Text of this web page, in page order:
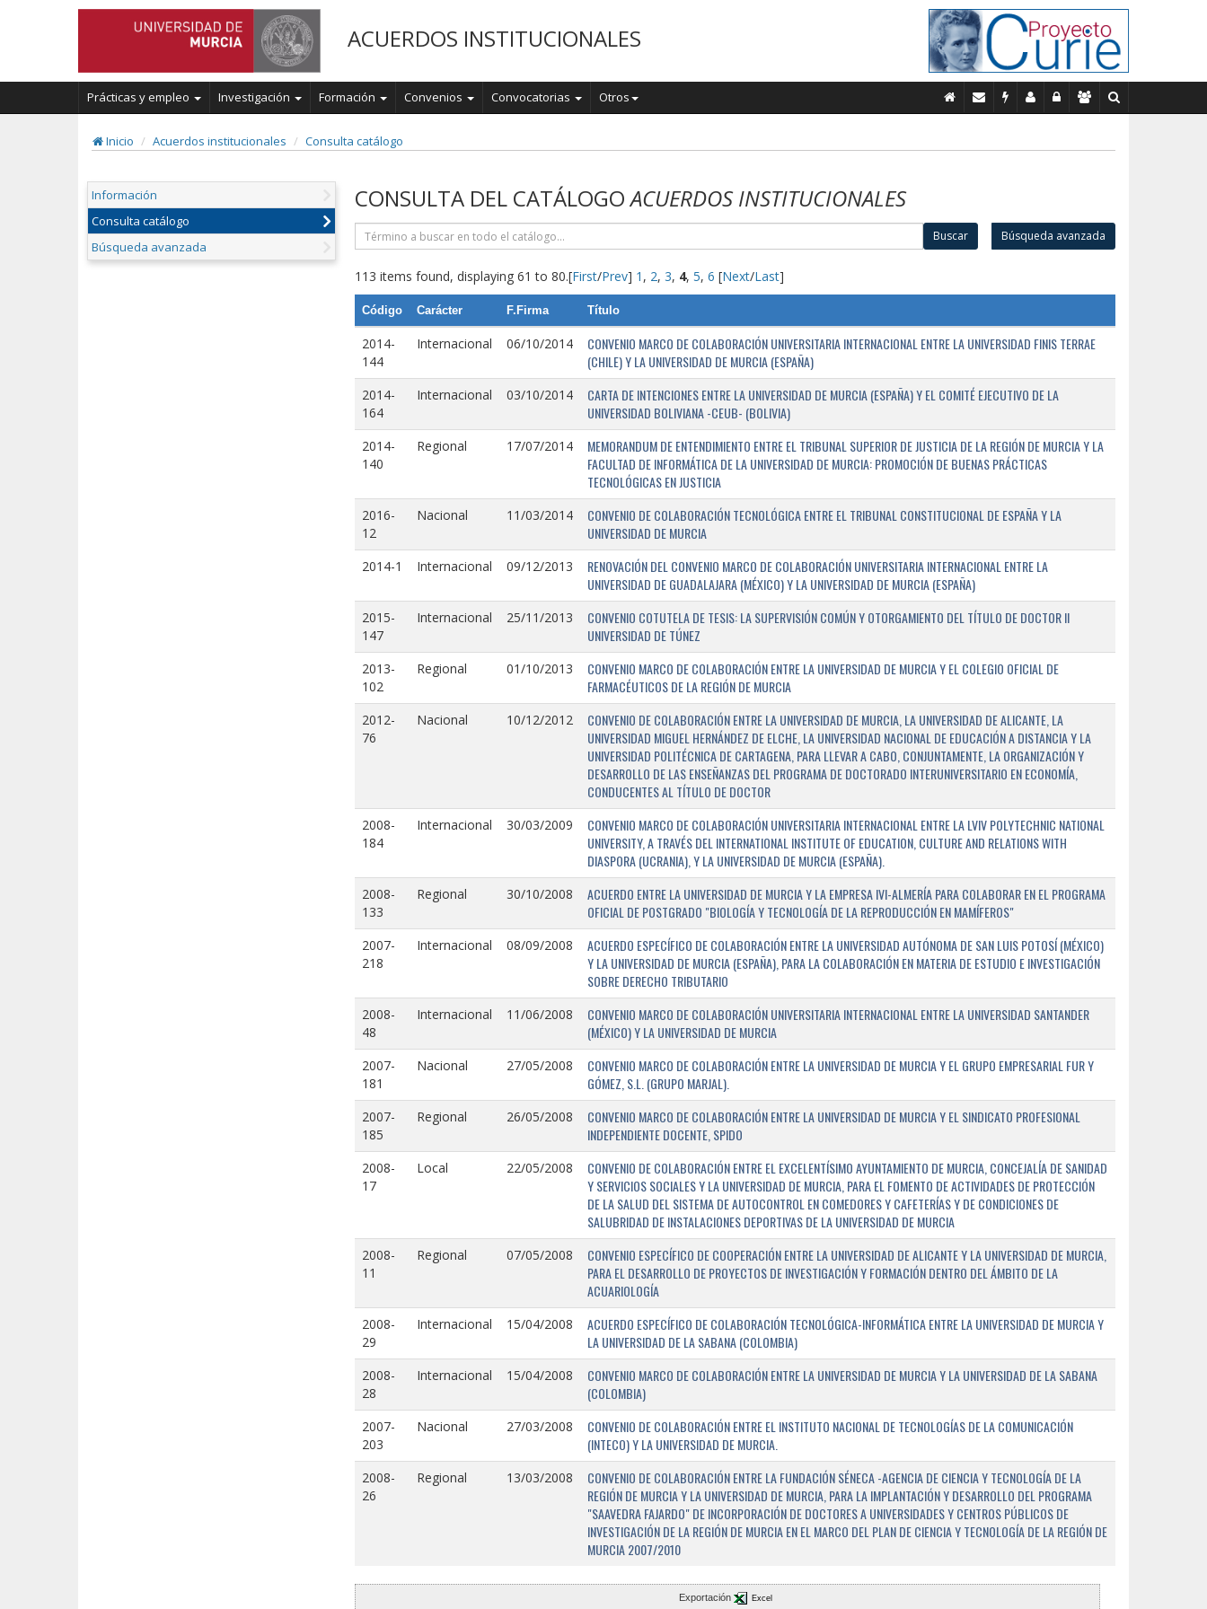
ACUERDOS INSTITUCIONALES
Prácticas y empleo Investigación Formación Convenios Convocatorias Otros
Inicio Acuerdos institucionales Consulta catálogo
Información
Consulta catálogo
Búsqueda avanzada
CONSULTA DEL CATÁLOGOACUERDOS INSTITUCIONALES
Buscar Búsqueda avanzada
113 items found, displaying 61 to 80.[First/Prev] 1 , 2, 3, 4, 5, 6 [Next/Last]
Código Carácter F.Firma Título
2014-
144
Internacional 06/10/2014
CONVENIO MARCO DE COLABORACIÓN UNIVERSITARIA INTERNACIONAL ENTRE LA UNIVERSIDAD FINIS TERRAE
(CHILE) Y LA UNIVERSIDAD DE MURCIA (ESPAÑA)
2014-
164
Internacional 03/10/2014
CARTA DE INTENCIONES ENTRE LA UNIVERSIDAD DE MURCIA (ESPAÑA) Y EL COMITÉ EJECUTIVO DE LA
UNIVERSIDAD BOLIVIANA -CEUB- (BOLIVIA)
2014-
140
Regional 17/07/2014
MEMORANDUM DE ENTENDIMIENTO ENTRE EL TRIBUNAL SUPERIOR DE JUSTICIA DE LA REGIÓN DE MURCIA Y LA
FACULTAD DE INFORMÁTICA DE LA UNIVERSIDAD DE MURCIA: PROMOCIÓN DE BUENAS PRÁCTICAS
TECNOLÓGICAS EN JUSTICIA
2016-
12
Nacional 11/03/2014
CONVENIO DE COLABORACIÓN TECNOLÓGICA ENTRE EL TRIBUNAL CONSTITUCIONAL DE ESPAÑA Y LA
UNIVERSIDAD DE MURCIA
2014-1 Internacional 09/12/2013
RENOVACIÓN DEL CONVENIO MARCO DE COLABORACIÓN UNIVERSITARIA INTERNACIONAL ENTRE LA
UNIVERSIDAD DE GUADALAJARA (MÉXICO) Y LA UNIVERSIDAD DE MURCIA (ESPAÑA)
2015-
147
Internacional 25/11/2013
CONVENIO COTUTELA DE TESIS: LA SUPERVISIÓN COMÚN Y OTORGAMIENTO DEL TÍTULO DE DOCTOR II
UNIVERSIDAD DE TÚNEZ
2013-
102
Regional 01/10/2013
CONVENIO MARCO DE COLABORACIÓN ENTRE LA UNIVERSIDAD DE MURCIA Y EL COLEGIO OFICIAL DE
FARMACÉUTICOS DE LA REGIÓN DE MURCIA
2012-
76
Nacional 10/12/2012
CONVENIO DE COLABORACIÓN ENTRE LA UNIVERSIDAD DE MURCIA, LA UNIVERSIDAD DE ALICANTE, LA
UNIVERSIDAD MIGUEL HERNÁNDEZ DE ELCHE, LA UNIVERSIDAD NACIONAL DE EDUCACIÓN A DISTANCIA Y LA
UNIVERSIDAD POLITÉCNICA DE CARTAGENA, PARA LLEVAR A CABO, CONJUNTAMENTE, LA ORGANIZACIÓN Y
DESARROLLO DE LAS ENSEÑANZAS DEL PROGRAMA DE DOCTORADO INTERUNIVERSITARIO EN ECONOMÍA,
CONDUCENTES AL TÍTULO DE DOCTOR
2008-
184
Internacional 30/03/2009
CONVENIO MARCO DE COLABORACIÓN UNIVERSITARIA INTERNACIONAL ENTRE LA LVIV POLYTECHNIC NATIONAL
UNIVERSITY, A TRAVÉS DEL INTERNATIONAL INSTITUTE OF EDUCATION, CULTURE AND RELATIONS WITH
DIASPORA (UCRANIA), Y LA UNIVERSIDAD DE MURCIA (ESPAÑA).
2008-
133
Regional 30/10/2008
ACUERDO ENTRE LA UNIVERSIDAD DE MURCIA Y LA EMPRESA IVI-ALMERÍA PARA COLABORAR EN EL PROGRAMA
OFICIAL DE POSTGRADO "BIOLOGÍA Y TECNOLOGÍA DE LA REPRODUCCIÓN EN MAMÍFEROS"
2007-
218
Internacional 08/09/2008
ACUERDO ESPECÍFICO DE COLABORACIÓN ENTRE LA UNIVERSIDAD AUTÓNOMA DE SAN LUIS POTOSÍ (MÉXICO)
Y LA UNIVERSIDAD DE MURCIA (ESPAÑA), PARA LA COLABORACIÓN EN MATERIA DE ESTUDIO E INVESTIGACIÓN
SOBRE DERECHO TRIBUTARIO
2008-
48
Internacional 11/06/2008
CONVENIO MARCO DE COLABORACIÓN UNIVERSITARIA INTERNACIONAL ENTRE LA UNIVERSIDAD SANTANDER
(MÉXICO) Y LA UNIVERSIDAD DE MURCIA
2007-
181
Nacional 27/05/2008
CONVENIO MARCO DE COLABORACIÓN ENTRE LA UNIVERSIDAD DE MURCIA Y EL GRUPO EMPRESARIAL FUR Y
GÓMEZ, S.L. (GRUPO MARJAL).
2007-
185
Regional 26/05/2008
CONVENIO MARCO DE COLABORACIÓN ENTRE LA UNIVERSIDAD DE MURCIA Y EL SINDICATO PROFESIONAL
INDEPENDIENTE DOCENTE, SPIDO
2008-
17
Local 22/05/2008
CONVENIO DE COLABORACIÓN ENTRE EL EXCELENTÍSIMO AYUNTAMIENTO DE MURCIA, CONCEJALÍA DE SANIDAD
Y SERVICIOS SOCIALES Y LA UNIVERSIDAD DE MURCIA, PARA EL FOMENTO DE ACTIVIDADES DE PROTECCIÓN
DE LA SALUD DEL SISTEMA DE AUTOCONTROL EN COMEDORES Y CAFETERÍAS Y DE CONDICIONES DE
SALUBRIDAD DE INSTALACIONES DEPORTIVAS DE LA UNIVERSIDAD DE MURCIA
2008-
11
Regional 07/05/2008
CONVENIO ESPECÍFICO DE COOPERACIÓN ENTRE LA UNIVERSIDAD DE ALICANTE Y LA UNIVERSIDAD DE MURCIA,
PARA EL DESARROLLO DE PROYECTOS DE INVESTIGACIÓN Y FORMACIÓN DENTRO DEL ÁMBITO DE LA
ACUARIOLOGÍA
2008-
29
Internacional 15/04/2008
ACUERDO ESPECÍFICO DE COLABORACIÓN TECNOLÓGICA-INFORMÁTICA ENTRE LA UNIVERSIDAD DE MURCIA Y
LA UNIVERSIDAD DE LA SABANA (COLOMBIA)
2008-
28
Internacional 15/04/2008
CONVENIO MARCO DE COLABORACIÓN ENTRE LA UNIVERSIDAD DE MURCIA Y LA UNIVERSIDAD DE LA SABANA
(COLOMBIA)
2007-
203
Nacional 27/03/2008
CONVENIO DE COLABORACIÓN ENTRE EL INSTITUTO NACIONAL DE TECNOLOGÍAS DE LA COMUNICACIÓN
(INTECO) Y LA UNIVERSIDAD DE MURCIA.
2008-
26
Regional 13/03/2008
CONVENIO DE COLABORACIÓN ENTRE LA FUNDACIÓN SÉNECA -AGENCIA DE CIENCIA Y TECNOLOGÍA DE LA
REGIÓN DE MURCIA Y LA UNIVERSIDAD DE MURCIA, PARA LA IMPLANTACIÓN Y DESARROLLO DEL PROGRAMA
"SAAVEDRA FAJARDO" DE INCORPORACIÓN DE DOCTORES A UNIVERSIDADES Y CENTROS PÚBLICOS DE
INVESTIGACIÓN DE LA REGIÓN DE MURCIA EN EL MARCO DEL PLAN DE CIENCIA Y TECNOLOGÍA DE LA REGIÓN DE
MURCIA 2007/2010
Exportación Excel